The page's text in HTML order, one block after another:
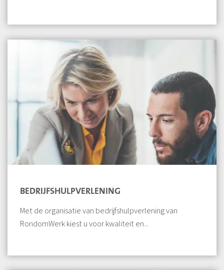
BEDRIJFSHULPVERLENING
Met de organisatie van bedrijfshulpverlening van
RondomWerk kiest u voor kwaliteit en...